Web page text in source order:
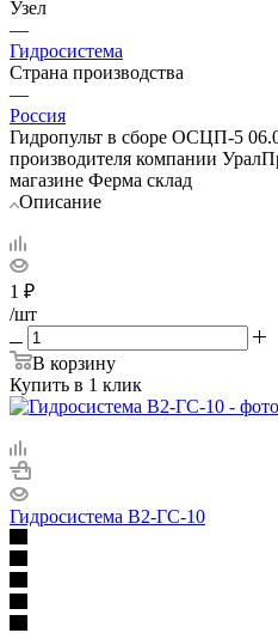
Узел
—
Гидросистема
Страна производства
—
Россия
Гидропульт в сборе ОСЦП-5
производителя компании
магазине Ферма склад
Описание
1 ₽
/шт
В корзину
Купить в 1 клик
Гидросистема В2-ГС-10